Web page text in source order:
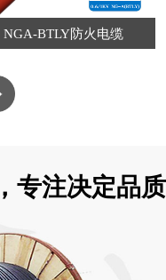
NGA-BTLY防火电缆
专注决定品质